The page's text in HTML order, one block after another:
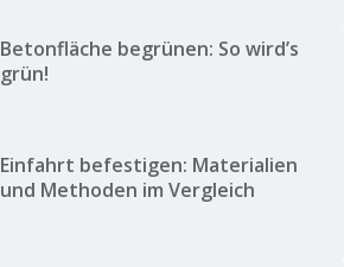
Betonfläche begrünen: So wird’s
grün!
Einfahrt befestigen: Materialien
und Methoden im Vergleich